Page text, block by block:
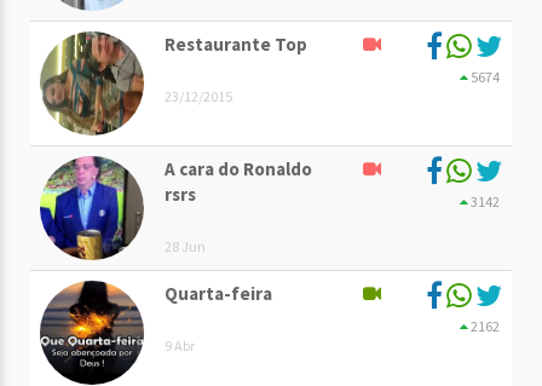
Restaurante Top
23/12/2015
5674
A cara do Ronaldo
rsrs
28 Jun
3142
Quarta-feira
9 Abr
2162